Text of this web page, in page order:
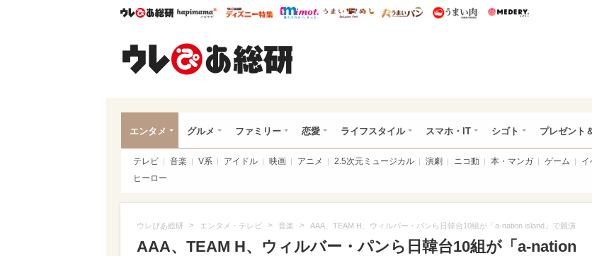
ウレぴあ総研ハピママ* ウレぴあ総研 ディズニー特集
mimot. うまいめし うまいパン うまい肉
エンタメ グルメ ファミリー 恋愛 ライフスタイル スマホ・IT シゴト プレゼント
テレビ 音楽 V系 アイドル 映画 アニメ 2.5次元ミュージカル 演劇 ニコ動 本・マンガ ゲーム イ
ヒーロー
ウレぴあ総研 > エンタメ・テレビ > 音楽 > AAA、TEAM H、ウィルバー・パンら日韓台10組が「a-nation island」で競演
AAA、TEAM H、ウィルバー・パンら日韓台10組が「a-nation